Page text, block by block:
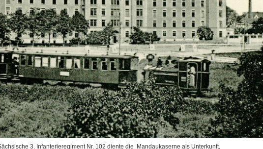
3. Infanterieregiment Nr. 102 diente die Mandaukaserne als Unterkunft.